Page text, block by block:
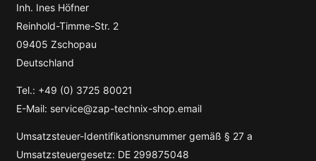
Inh. Ines Höfner
Reinhold-Timme-Str. 2
09405 Zschopau
Deutschland
Tel.: +49 (0) 3725 80021
E-Mail: service@zap-technix-shop.email
Umsatzsteuer-Identifikationsnummer gemäß § 27 a
Umsatzsteuergesetz: DE 299875048